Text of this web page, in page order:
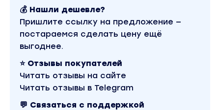
Урок 6 - Максимальное предложение
биткоина
Урок 7 - Выводы
Модуль 1
Блокчейн биткоина и децентрализованные
системы
Урок 1 - Что такое биткоин
💰 Нашли дешевле?
Пришлите ссылку на предложение —
постараемся сделать цену ещё
выгоднее.
⭐ Отзывы покупателей
Читать отзывы на сайте
Читать отзывы в Telegram
💬 Связаться с поддержкой